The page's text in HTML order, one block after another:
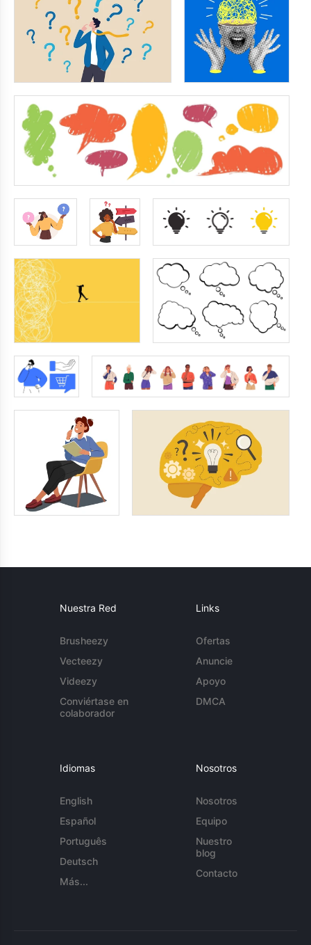
Nuestra Red
Brusheezy
Vecteezy
Videezy
Conviértase en
colaborador
Links
Ofertas
Anuncie
Apoyo
DMCA
Idiomas
English
Español
Português
Deutsch
Más...
Nosotros
Nosotros
Equipo
Nuestro
blog
Contacto